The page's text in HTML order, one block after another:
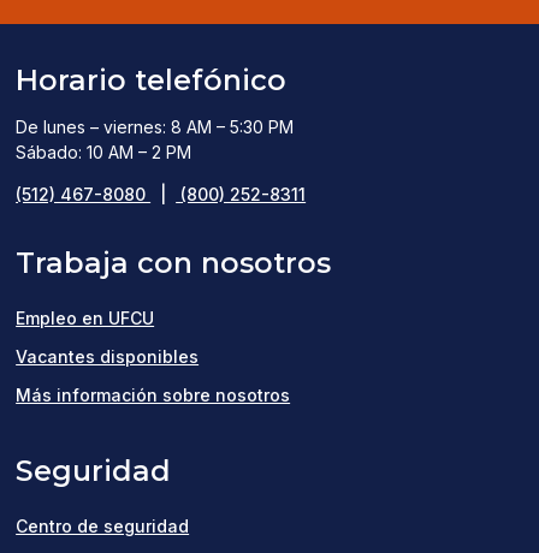
Horario telefónico
De lunes – viernes: 8 AM – 5:30 PM
Sábado: 10 AM – 2 PM
(512) 467-8080 (800) 252-8311
Trabaja con nosotros
Empleo en UFCU
Vacantes disponibles
in
Más información sobre nosotros
Seguridad
Centro de seguridad